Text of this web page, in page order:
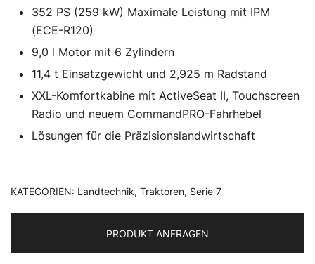
352 PS (259 kW) Maximale Leistung mit IPM
(ECE-R120)
9,0 l Motor mit 6 Zylindern
11,4 t Einsatzgewicht und 2,925 m Radstand
XXL-Komfortkabine mit ActiveSeat II, Touchscreen
Radio und neuem CommandPRO-Fahrhebel
Lösungen für die Präzisionslandwirtschaft
KATEGORIEN: Landtechnik, Traktoren, Serie 7
PRODUKT ANFRAGEN